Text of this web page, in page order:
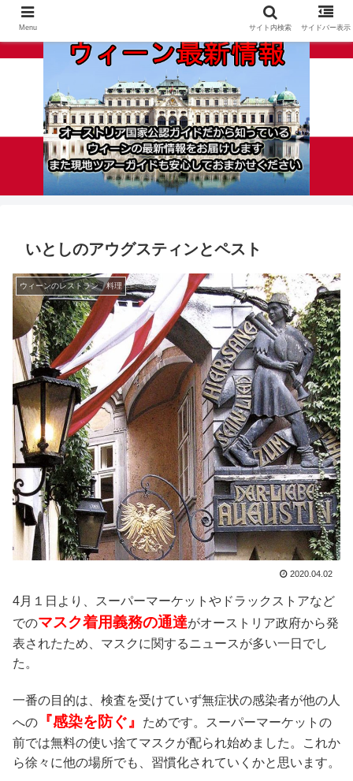
いとしのアウグスティンとペスト
ウィーンのレストラン 料理
2020.04.02
4月１日より、スーパーマーケットやドラックストアなど
でのマスク着用義務の通達がオーストリア政府から発
表されたため、マスクに関するニュースが多い一日でし
た。
一番の目的は、検査を受けていず無症状の感染者が他の人
への
『感染を防ぐ』
ためです。スーパーマーケットの
前では無料の使い捨てマスクが配られ始めました。これか
ら徐々に他の場所でも、習慣化されていくかと思います。
Menu サイト内検索 サイドバー表示